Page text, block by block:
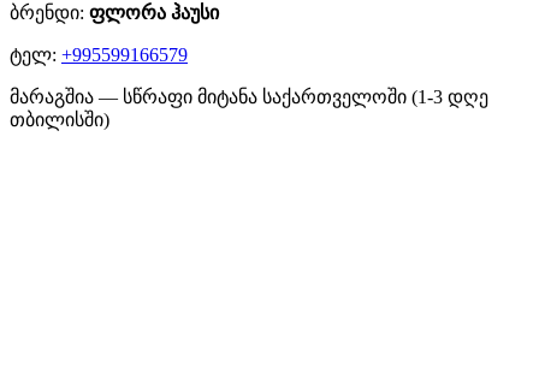
ბრენდი: ფლორა ჰაუსი
ტელ: +995599166579
მარაგშია — სწრაფი მიტანა საქართველოში (1-3 დღე
თბილისში)